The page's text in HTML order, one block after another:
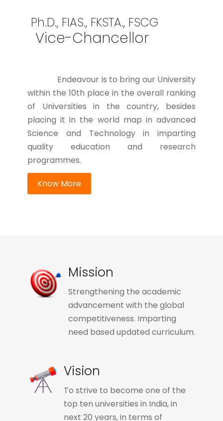
Ph.D., FIAS., FKSTA., FSCG
Vice-Chancellor
Endeavour is to bring our University
within the 10th place in the overall ranking
of Universities in the country, besides
placing it in the world map in advanced
Science and Technology in imparting
quality education and research
programmes.
Know More
Mission
Strengthening the academic
advancement with the global
competitiveness. Imparting
need based updated curriculum.
Vision
To strive to become one of the
top ten universities in India, in
next 20 years, in terms of